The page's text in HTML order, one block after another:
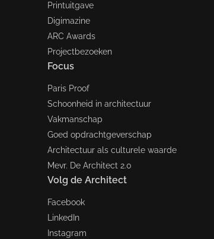
Printuitgave
Digimazine
ARC Awards
Projectbezoeken
Focus
Paris Proof
Schoonheid in architectuur
Vakmanschap
Goed opdrachtgeverschap
Architectuur als culturele waarde
Mevr. De Architect 2.0
Volg de Architect
Facebook
LinkedIn
Instagram